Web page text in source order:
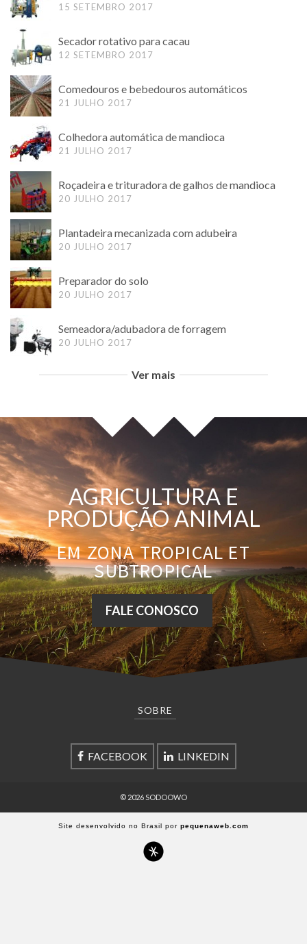
15 SETEMBRO 2017
Secador rotativo para cacau
12 SETEMBRO 2017
Comedouros e bebedouros automáticos
21 JULHO 2017
Colhedora automática de mandioca
21 JULHO 2017
Roçadeira e trituradora de galhos de mandioca
20 JULHO 2017
Plantadeira mecanizada com adubeira
20 JULHO 2017
Preparador do solo
20 JULHO 2017
Semeadora/adubadora de forragem
20 JULHO 2017
Ver mais
AGRICULTURA E
PRODUÇÃO ANIMAL
EM ZONA TROPICAL ET
SUBTROPICAL
FALE CONOSCO
SOBRE
FACEBOOK LINKEDIN
© 2026 SODOOWO
Site desenvolvido no Brasil por pequenaweb.com